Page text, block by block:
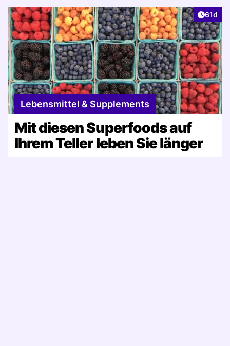
Artikel
61d
Lebensmittel & Supplements
Mit diesen Superfoods auf
Ihrem Teller leben Sie länger